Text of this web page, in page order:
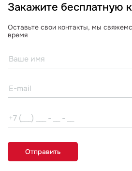
Закажите бесплатную
Оставьте свои контакты, мы
время